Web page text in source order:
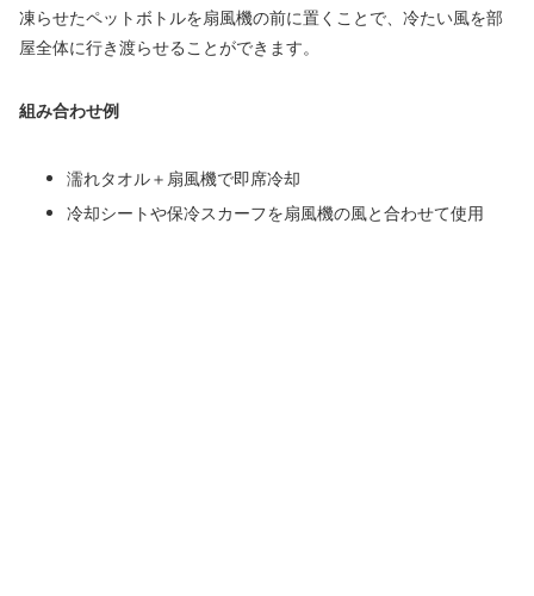
凍らせたペットボトルを扇風機の前に置くことで、冷たい風を部
屋全体に行き渡らせることができます。
組み合わせ例
濡れタオル＋扇風機で即席冷却
冷却シートや保冷スカーフを扇風機の風と合わせて使用